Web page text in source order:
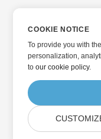
COOKIE NOTICE
To provide you with
personalization,
toour cookie policy.